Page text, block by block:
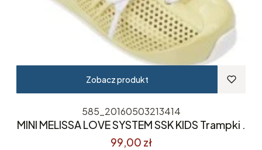
Zobacz produkt
585_20160503213414
MINI MELISSA LOVE SYSTEM SSK KIDS Trampki .
99,00 zł